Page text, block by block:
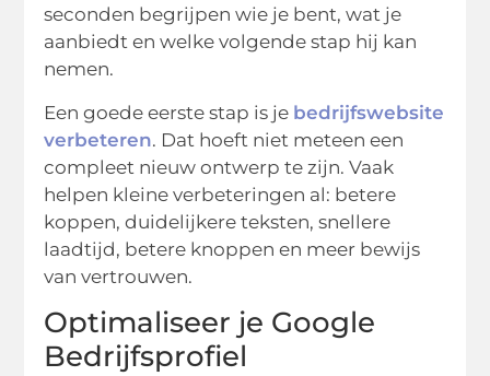
seconden begrijpen wie je bent, wat je
aanbiedt en welke volgende stap hij kan
nemen.
Een goede eerste stap is je bedrijfswebsite
verbeteren. Dat hoeft niet meteen een
compleet nieuw ontwerp te zijn. Vaak
helpen kleine verbeteringen al: betere
koppen, duidelijkere teksten, snellere
laadtijd, betere knoppen en meer bewijs
van vertrouwen.
Optimaliseer je Google
Bedrijfsprofiel